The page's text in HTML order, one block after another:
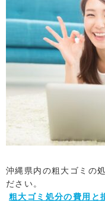
沖縄県内の粗大ゴミの
ださい。
粗大ゴミ処分の費用と